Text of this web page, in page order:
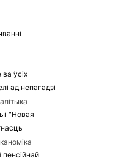
ўсіх
ад непагадзі
"Новая
пенсійнай